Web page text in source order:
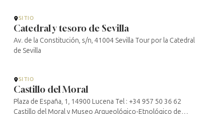
SITIO
Catedral y tesoro de Sevilla
Av. de la Constitución, s/n, 41004 Sevilla Tour por la Catedral
de Sevilla
SITIO
Castillo del Moral
Plaza de España, 1, 14900 Lucena Tel : +34 957 50 36 62
Castillo del Moral y Museo Arqueológico-Etnológico de